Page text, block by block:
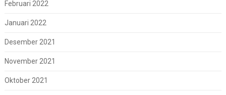
Februari 2022
Januari 2022
Desember 2021
November 2021
Oktober 2021